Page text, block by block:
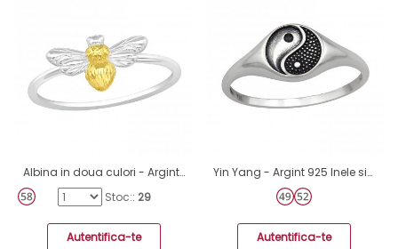
Albina in doua culori - Argint 925 Inele Simple A4S42042
Stoc:: 29
Autentifica-te
Yin Yang - Argint 925 Inele simple A4S47802
Autentifica-te